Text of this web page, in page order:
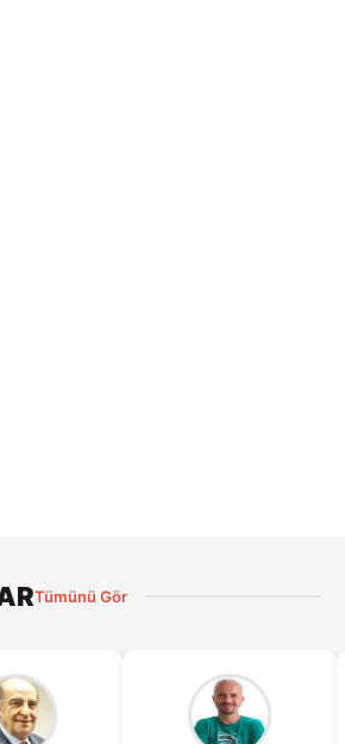
Tümünü Gör